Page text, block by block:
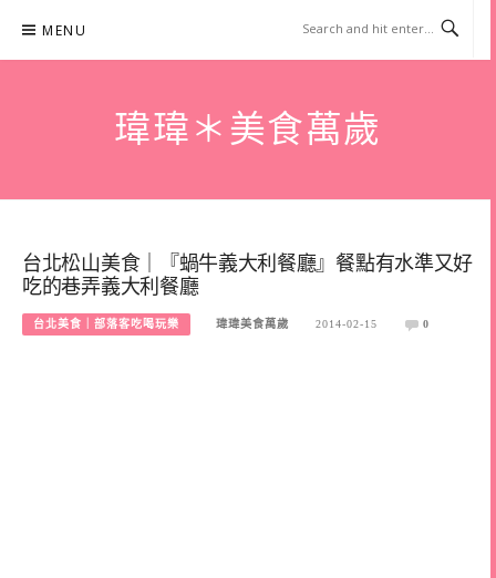
content
MENU
瑋瑋＊美食萬歲
台北松山美食｜『蝸牛義大利餐廳』餐點有水準又好
吃的巷弄義大利餐廳
台北美食｜部落客吃喝玩樂 瑋瑋美食萬歲 2014-02-15 0